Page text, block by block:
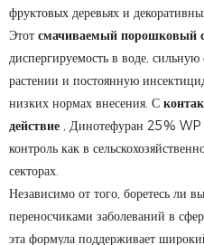
фруктовых деревьях и
Этот смачиваемый порошковый
диспергируемость в воде,
растении и постоянную
низких нормах внесения. С
действие , Динотефуран 25% WP
контроль как в
секторах.
Независимо от того, боретесь ли
переносчиками заболеваний в
эта формула поддерживает